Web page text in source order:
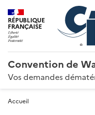
RÉPUBLIQUE
FRANÇAISE
Convention de
Vos demandes
Accueil